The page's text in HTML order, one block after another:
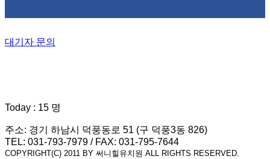
대기자 문의
Today : 15 명
주소: 경기 하남시 덕풍동로 51 (구 덕풍3동 826)
TEL: 031-793-7979 / FAX: 031-795-7644
COPYRIGHT(C) 2011 BY 써니힐유치원 ALL RIGHTS RESERVED.